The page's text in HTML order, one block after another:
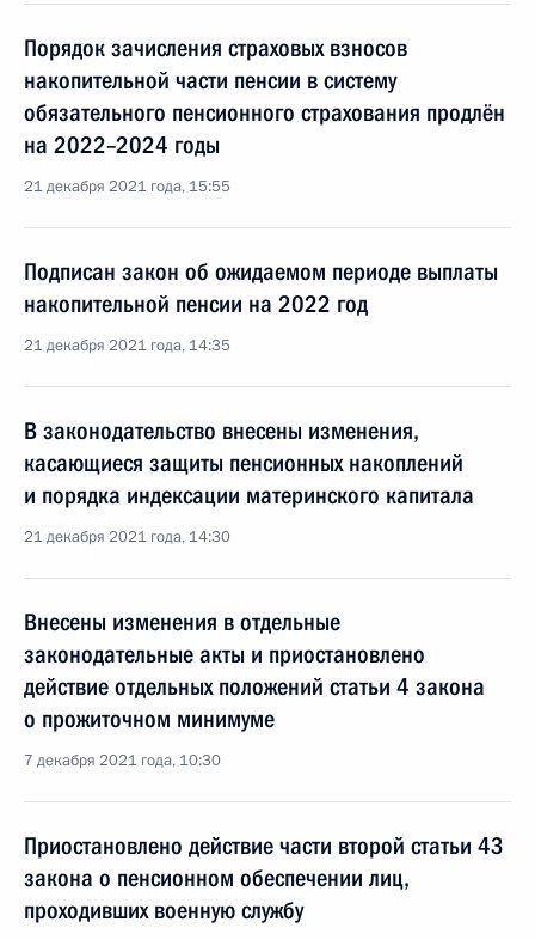
Порядок зачисления страховых взносов
накопительной части пенсии в систему
обязательного пенсионного страхования продлён
на 2022–2024 годы
21 декабря 2021 года, 15:55
Подписан закон об ожидаемом периоде выплаты
накопительной пенсии на 2022 год
21 декабря 2021 года, 14:35
В законодательство внесены изменения,
касающиеся защиты пенсионных накоплений
и порядка индексации материнского капитала
21 декабря 2021 года, 14:30
Внесены изменения в отдельные
законодательные акты и приостановлено
действие отдельных положений статьи 4 закона
о прожиточном минимуме
7 декабря 2021 года, 10:30
Приостановлено действие части второй статьи 43
закона о пенсионном обеспечении лиц,
проходивших военную службу